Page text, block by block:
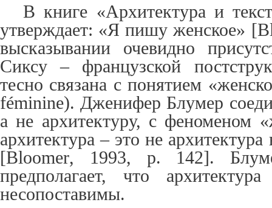
В книге «Архитектура и
утверждает: «Я пишу женское» [
высказывании очевидно
Сиксу – французской
тесно связана с понятием
féminine). Дженифер Блумер
а не архитектуру, с феноменом
архитектура – это не
[Bloomer, 1993, p. 142].
предполагает, что
несопоставимы.